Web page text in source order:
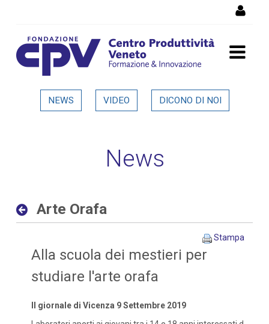
Arte Orafa - Dettaglio in
NEWS VIDEO DICONO DI NOI
News
Arte Orafa
Stampa
Alla scuola dei mestieri per
studiare l'arte orafa
Il giornale di Vicenza 9 Settembre 2019